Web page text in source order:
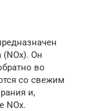
Он
во
со свежим
и,
NOx.